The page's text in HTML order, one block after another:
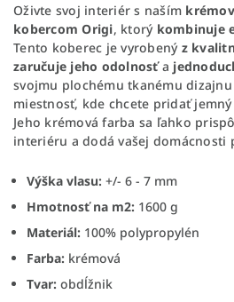
Oživte svoj interiér s naším
kobercom Origi, ktorý kombinuje
Tento koberec je vyrobený z
zaručuje jeho odolnosťa
svojmu plochému tkanému
miestnosť, kde chcete pridať
Jeho krémová farba sa ľahko
interiéru a dodá vašej domácnosti
Výška vlasu: +/- 6 - 7 mm
Hmotnosť na m2: 1600 g
Materiál: 100% polypropylén
Farba: krémová
Tvar: obdĺžnik